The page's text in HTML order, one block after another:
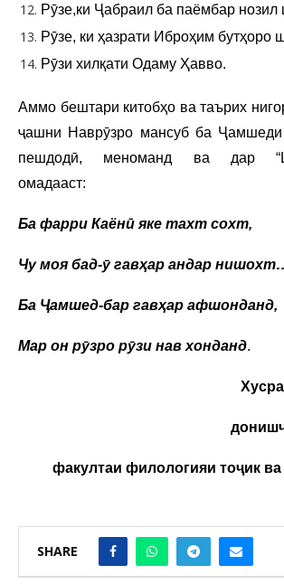
Рӯзе,ки Ҷабраил ба паёмбар нозил
Рӯзе, ки ҳазрати Иброҳим бутҳоро
Рӯзи хилқати Одаму Ҳавво.
Аммо бештари китобҳо ва таърих
ҷашни Наврӯзро мансуб ба
пешдодӣ, меноманд ва дар
омадааст:
Ба фарри Каёнӣ яке тахт сохт,
Чу моя бад-ӯ гавҳар андар
Ба Ҷамшед-бар гавҳар афшонданд,
Мар он рӯзро рӯзи нав хонданд.
факултаи филологияи тоҷик
SHARE